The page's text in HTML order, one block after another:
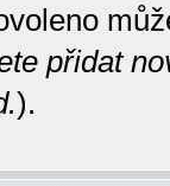
přidat
).